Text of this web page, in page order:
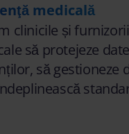
medicală
clinicile și
să protejeze
să gestioneze